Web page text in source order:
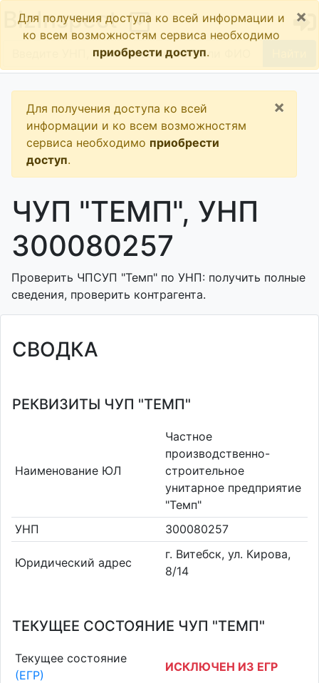
BizInspect
Для получения доступа ко всей информации и
ко всем возможностям сервиса необходимо
приобрести доступ.
×
Для получения доступа ко всей
информации и ко всем возможностям
сервиса необходимо приобрести
доступ.
×
ЧУП "ТЕМП", УНП
300080257
Проверить ЧПСУП "Темп" по УНП: получить полные
сведения, проверить контрагента.
СВОДКА
РЕКВИЗИТЫ ЧУП "ТЕМП"
Наименование ЮЛ
Частное
производственно-
строительное
унитарное предприятие
"Темп"
УНП
300080257
Юридический адрес
г. Витебск, ул. Кирова,
8/14
ТЕКУЩЕЕ СОСТОЯНИЕ ЧУП "ТЕМП"
Текущее состояние
(ЕГР)
ИСКЛЮЧЕН ИЗ ЕГР